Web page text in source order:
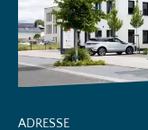
ADRESSE